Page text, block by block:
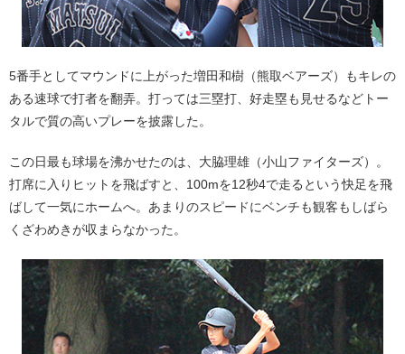
5番手としてマウンドに上がった増田和樹（熊取ベアーズ）もキレの
ある速球で打者を翻弄。打っては三塁打、好走塁も見せるなどトー
タルで質の高いプレーを披露した。
この日最も球場を沸かせたのは、大脇理雄（小山ファイターズ）。
打席に入りヒットを飛ばすと、100mを12秒4で走るという快足を飛
ばして一気にホームへ。あまりのスピードにベンチも観客もしばら
くざわめきが収まらなかった。